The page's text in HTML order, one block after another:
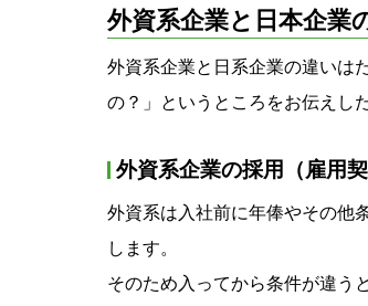
外資系企業と日本企業
外資系企業と日系企業の違いは
の？」というところをお伝えし
外資系企業の採用（雇用契
外資系は入社前に年俸やその他
します。
そのため入ってから条件が違う